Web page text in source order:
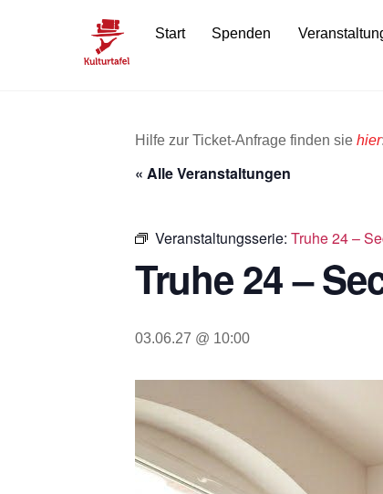
Start Spenden
Hilfe zur Ticket-Anfrage finden sie hier:
« Alle Veranstaltungen
Veranstaltungsserie: Truhe 24 –
Truhe 24 –
03.06.27 @ 10:00